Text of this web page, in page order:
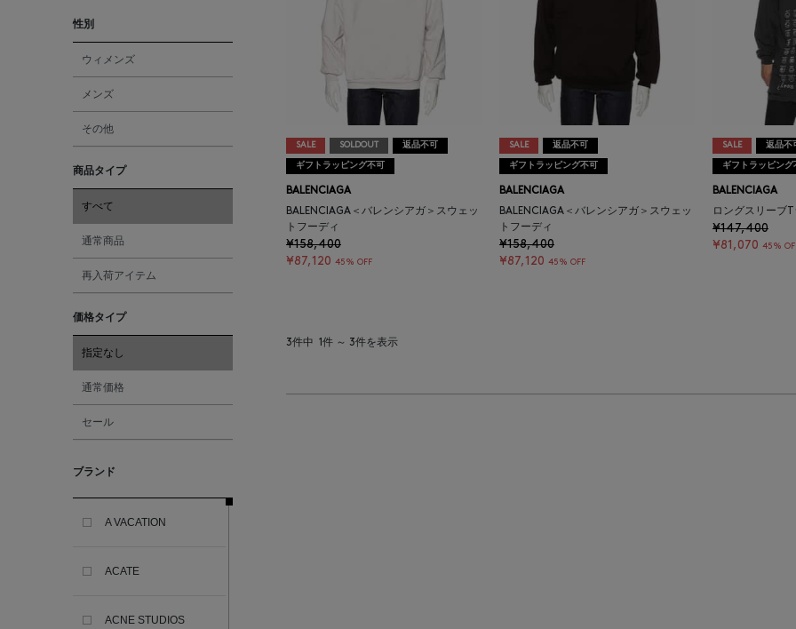
性別
ウィメンズ
メンズ
その他
商品タイプ
すべて
通常商品
再入荷アイテム
価格タイプ
指定なし
通常価格
セール
ブランド
A VACATION
ACATE
ACNE STUDIOS
SALE SOLDOUT 返品不可
ギフトラッピング不可
BALENCIAGA
BALENCIAGA＜バレンシアガ＞スウェッ
トフーディ
¥158,400
¥87,120 45% OFF
SALE 返品不可
ギフトラッピング不可
BALENCIAGA
BALENCIAGA＜バレンシアガ＞スウェッ
トフーディ
¥158,400
¥87,120 45% OFF
SALE 返品不
ギフトラッピング
BALENCIAGA
ロングスリーブ
¥147,400
¥81,070 45%
3件中 1件 ～ 3件を表示